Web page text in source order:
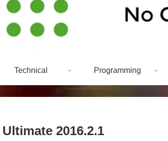
Technical Programming
2016.2.1